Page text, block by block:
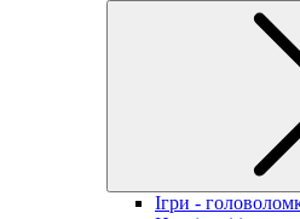
Ігри -